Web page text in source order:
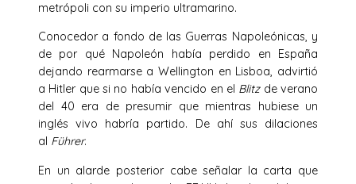
metrópoli con su imperio ultramarino.
Conocedor a fondo de las Guerras Napoleónicas, y
de por qué Napoleón había perdido en España
dejando rearmarse a Wellington en Lisboa, advirtió
a Hitler que si no había vencido en el Blitzde verano
del 40 era de presumir que mientras hubiese un
inglés vivo habría partido. De ahí sus dilaciones
al Führer.
En un alarde posterior cabe señalar la carta que